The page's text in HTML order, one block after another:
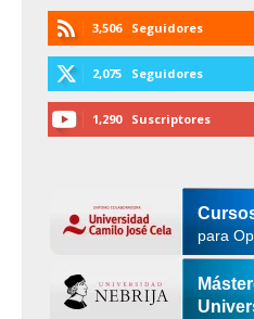
3,506 Seguidores
2,075 Seguidores
1,290 Suscriptores
para